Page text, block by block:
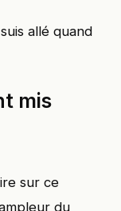
allé quand
mis
sur ce
du